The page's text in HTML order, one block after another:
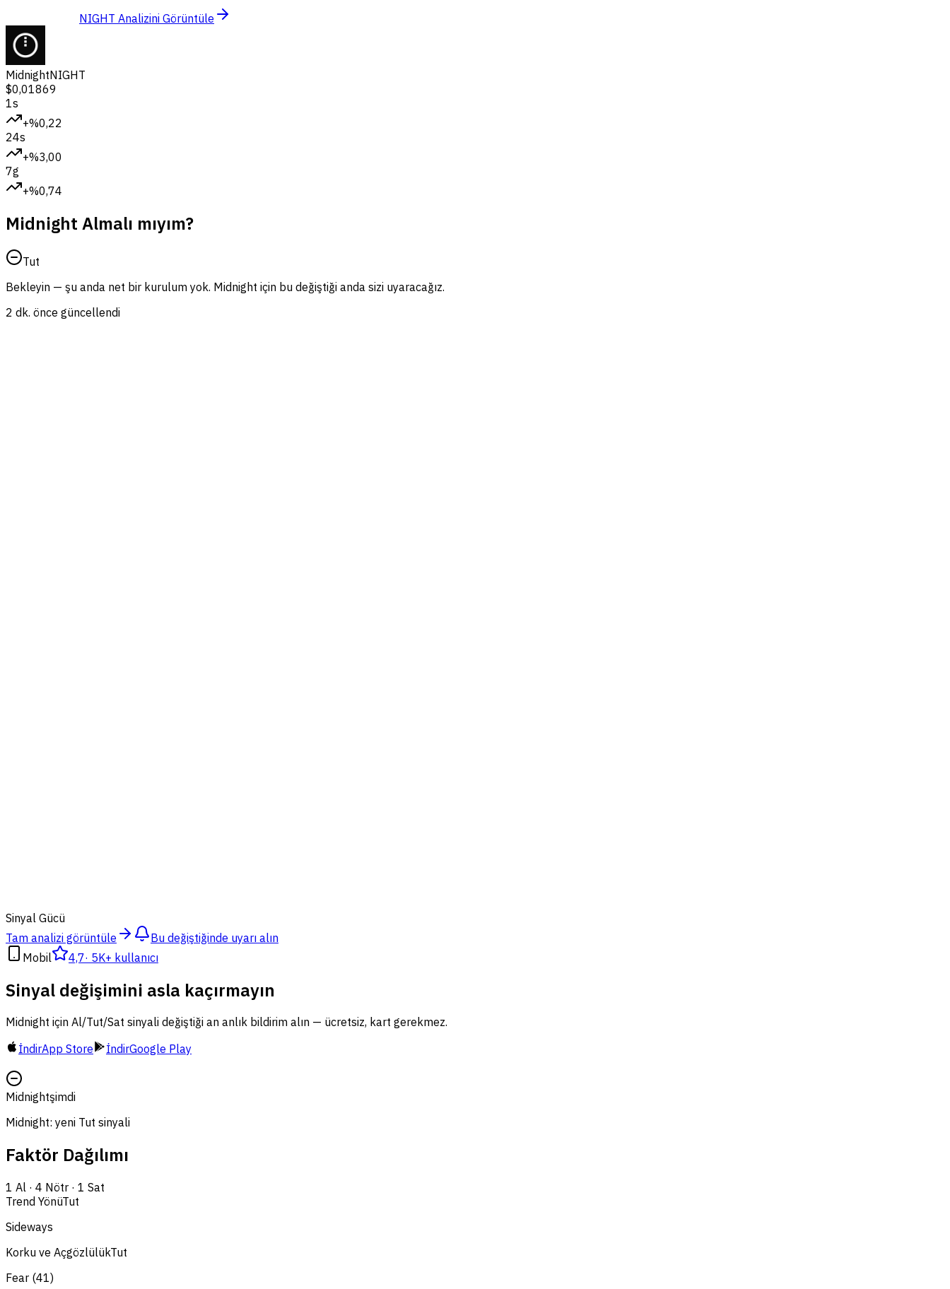
NIGHT Analizini Görüntüle
MidnightNIGHT
$0,01869
1s
+%0,22
24s
+%3,00
7g
+%0,74
Midnight Almalı mıyım?
Tut
Bekleyin — şu anda net bir kurulum yok. Midnight için bu değiştiği anda sizi uyaracağız.
2 dk. önce güncellendi
Sinyal Gücü
Tam analizi görüntüle
Bu değiştiğinde uyarı alın
Mobil
4,7· 5K+ kullanıcı
Sinyal değişimini asla kaçırmayın
Midnight için Al/Tut/Sat sinyali değiştiği an anlık bildirim alın — ücretsiz, kart gerekmez.
İndirApp Store İndirGoogle Play
Midnightşimdi
Midnight: yeni Tut sinyali
Faktör Dağılımı
1 Al · 4 Nötr · 1 Sat
Trend YönüTut
Sideways
Korku ve AçgözlülükTut
Fear (41)